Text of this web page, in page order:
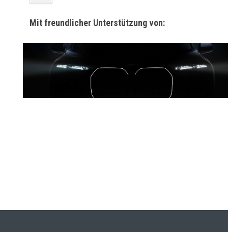
Mit freundlicher Unterstützung von: